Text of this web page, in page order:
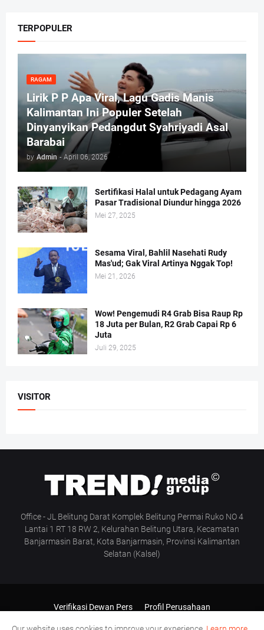
TERPOPULER
RAGAM
Lirik P P Apa Viral, Lagu Gadis Manis
Kalimantan Ini Populer Setelah
Dinyanyikan Pedangdut Syahriyadi Asal
Barabai
by Admin - April 06, 2026
Sertifikasi Halal untuk Pedagang Ayam
Pasar Tradisional Diundur hingga 2026
Mei 27, 2025
Sesama Viral, Bahlil Nasehati Rudy
Mas'ud; Gak Viral Artinya Nggak Top!
Mei 21, 2026
Wow! Pengemudi R4 Grab Bisa Raup Rp
18 Juta per Bulan, R2 Grab Capai Rp 6
Juta
Juli 29, 2025
VISITOR
Office - JL Belitung Darat Komplek Belitung Permai Ruko NO 4
Lantai 1 RT 18 RW 2, Kelurahan Belitung Utara, Kecamatan
Banjarmasin Barat, Kota Banjarmasin, Provinsi Kalimantan
Selatan (Kalsel)
Verifikasi Dewan Pers
Profil Perusahaan